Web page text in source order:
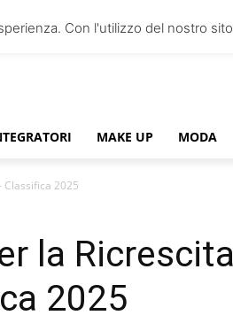
MAKE UP MODA
2025
la Ricrescita
2025
Con l'utilizzo del nostro